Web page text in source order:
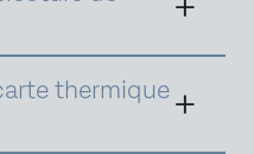
ce qui est
ROI.
thermique